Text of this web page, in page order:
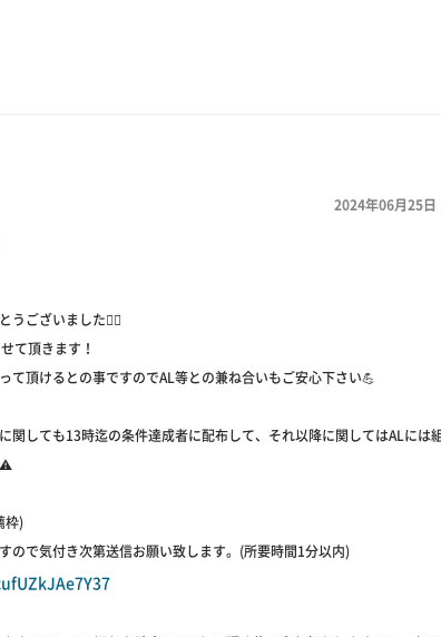
2024年06月25日
うございました🙇‍♂️
て頂きます！
て頂けるとの事ですのでAL等との兼ね合いもご安心下さい💪
関しても13時迄の条件達成者に配布して、それ以降に関してはALには
⚠️
枠)
ので気付き次第送信お願い致します。(所要時間1分以内)